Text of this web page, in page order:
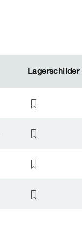
Lagerschilder
Lagerschilder